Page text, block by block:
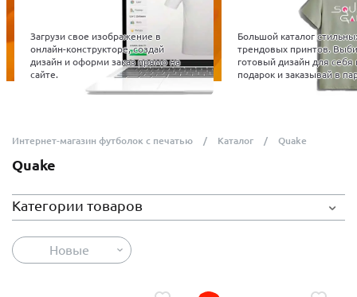
Загрузи свое изображение в
онлайн-конструкторе, создай
дизайн и оформи заказ прямо на
сайте.
Большой каталог
трендовых принтов.
готовый дизайн для себя
подарок и заказывай в
Интернет-магазин футболок с печатью Каталог Quake
Quake
Категории товаров
Новые